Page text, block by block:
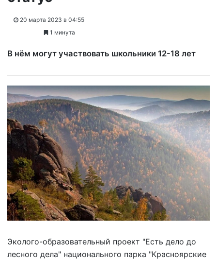
20 марта 2023 в 04:55
1 минута
В нём могут участвовать школьники 12-18 лет
Эколого-образовательный проект "Есть дело до
лесного дела" национального парка "Красноярские